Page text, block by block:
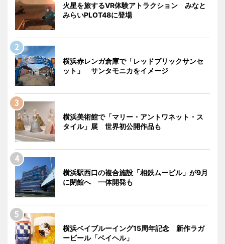
火星を旅するVR体験アトラクション みなと
みらいPLOT48に登場
横浜赤レンガ倉庫で「レッドブリックサンセ
ット」 サンタモニカをイメージ
横浜美術館で「マリー・アントワネット・ス
タイル」展 世界初公開作品も
横浜駅西口の複合施設「相鉄ムービル」が9月
に閉館へ 一体開発も
横浜ベイブルーイング15周年記念 新作ラガ
ービール「ベイヘル」